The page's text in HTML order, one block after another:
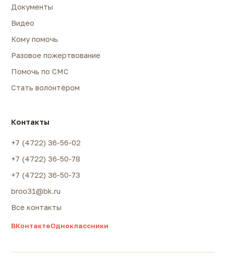
Документы
Видео
Кому помочь
Разовое пожертвование
Помочь по СМС
Стать волонтёром
Контакты
+7 (4722) 36-56-02
+7 (4722) 36-50-78
+7 (4722) 36-50-73
broo31@bk.ru
Все контакты
ВКонтактеОдноклассники